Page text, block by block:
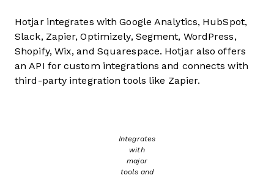
Hotjar integrates with Google Analytics, HubSpot,
Slack, Zapier, Optimizely, Segment, WordPress,
Shopify, Wix, and Squarespace. Hotjar also offers
an API for custom integrations and connects with
third-party integration tools like Zapier.
Integrates
with
major
tools and